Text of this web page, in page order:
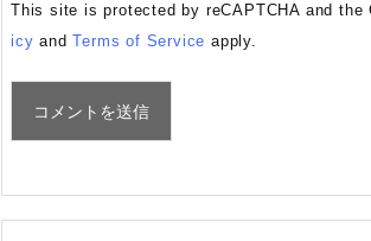
This site is protected by reCAPTCHA and the
icy andTerms of Service apply.